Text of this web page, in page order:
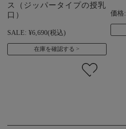
ス（ジッパータイプの授乳
口）
SALE: ¥6,690(税込)
在庫を確認する
価格: